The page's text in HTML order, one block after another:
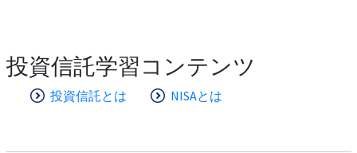
投資信託学習コンテンツ
投資信託とは NISAとは